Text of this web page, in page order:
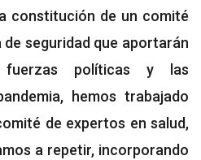
constitución de un comité
seguridad que aportarán
políticas y las
hemos trabajado
de expertos en salud,
a repetir, incorporando